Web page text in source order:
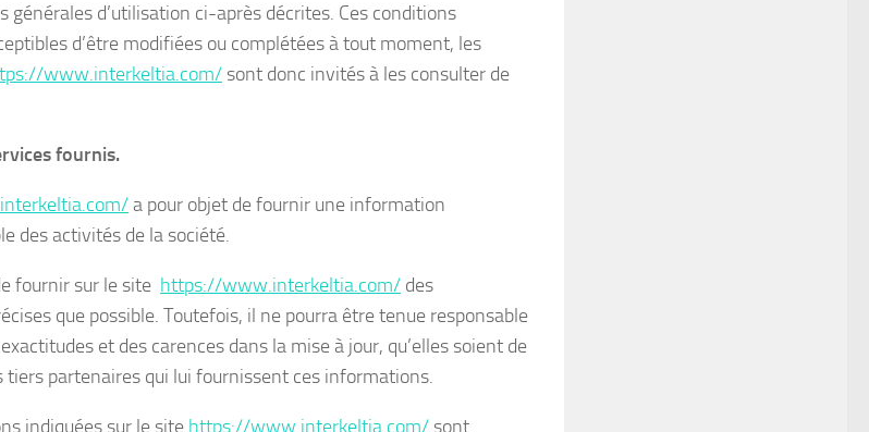
générales d’utilisation ci-après décrites. Ces conditions
d’être modifiées ou complétées à tout moment, les
www.interkeltia.com/ sont donc invités à les consulter de
fournis.
a pour objet de fournir une information
des activités de la société.
fournir sur le site https://www.interkeltia.com/ des
que possible. Toutefois, il ne pourra être tenue responsable
et des carences dans la mise à jour, qu’elles soient de
tiers partenaires qui lui fournissent ces informations.
indiquées sur le site https://www.interkeltia.com/ sont